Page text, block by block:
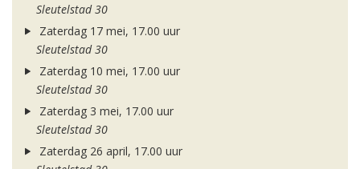
Sleutelstad 30
Zaterdag 17 mei, 17.00 uur
Sleutelstad 30
Zaterdag 10 mei, 17.00 uur
Sleutelstad 30
Zaterdag 3 mei, 17.00 uur
Sleutelstad 30
Zaterdag 26 april, 17.00 uur